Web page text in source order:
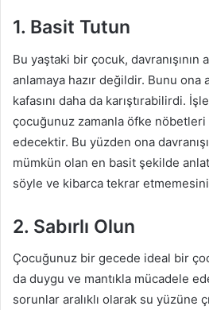
1. Basit Tutun
Bu yaştaki bir çocuk, davranışının
anlamaya hazır değildir. Bunu ona
kafasını daha da karıştırabilirdi.
çocuğunuz zamanla öfke
edecektir. Bu yüzden ona
mümkün olan en basit şekilde
söyle ve kibarca tekrar
2. Sabırlı Olun
Çocuğunuz bir gecede ideal bir
da duygu ve mantıkla mücadele
sorunlar aralıklı olarak su yüzüne